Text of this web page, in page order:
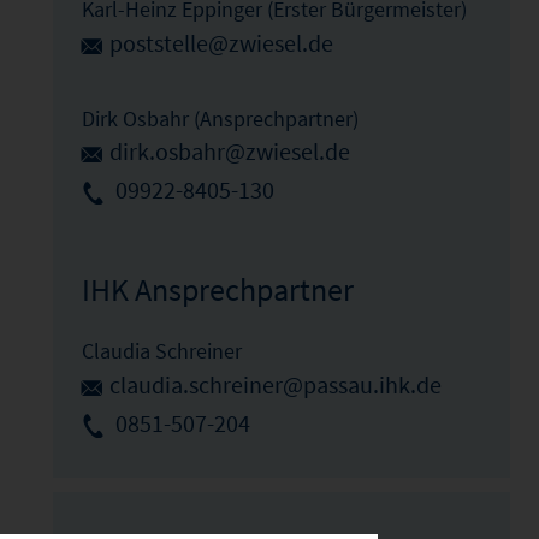
Karl-Heinz Eppinger (Erster Bürgermeister)
poststelle@zwiesel.de
Dirk Osbahr (Ansprechpartner)
dirk.osbahr@zwiesel.de
09922-8405-130
IHK Ansprechpartner
Claudia Schreiner
claudia.schreiner@passau.ihk.de
0851-507-204